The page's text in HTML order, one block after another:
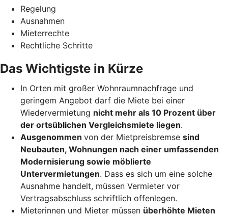
Regelung
Ausnahmen
Mieterrechte
Rechtliche Schritte
Das Wichtigste in Kürze
In Orten mit großer Wohnraumnachfrage und
geringem Angebot darf die Miete bei einer
Wiedervermietung nicht mehr als 10 Prozent über
der ortsüblichen Vergleichsmiete liegen.
Ausgenommen von der Mietpreisbremse sind
Neubauten, Wohnungen nach einer umfassenden
Modernisierung sowie möblierte
Untervermietungen. Dass es sich um eine solche
Ausnahme handelt, müssen Vermieter vor
Vertragsabschluss schriftlich offenlegen.
Mieterinnen und Mieter müssen überhöhte Mieten